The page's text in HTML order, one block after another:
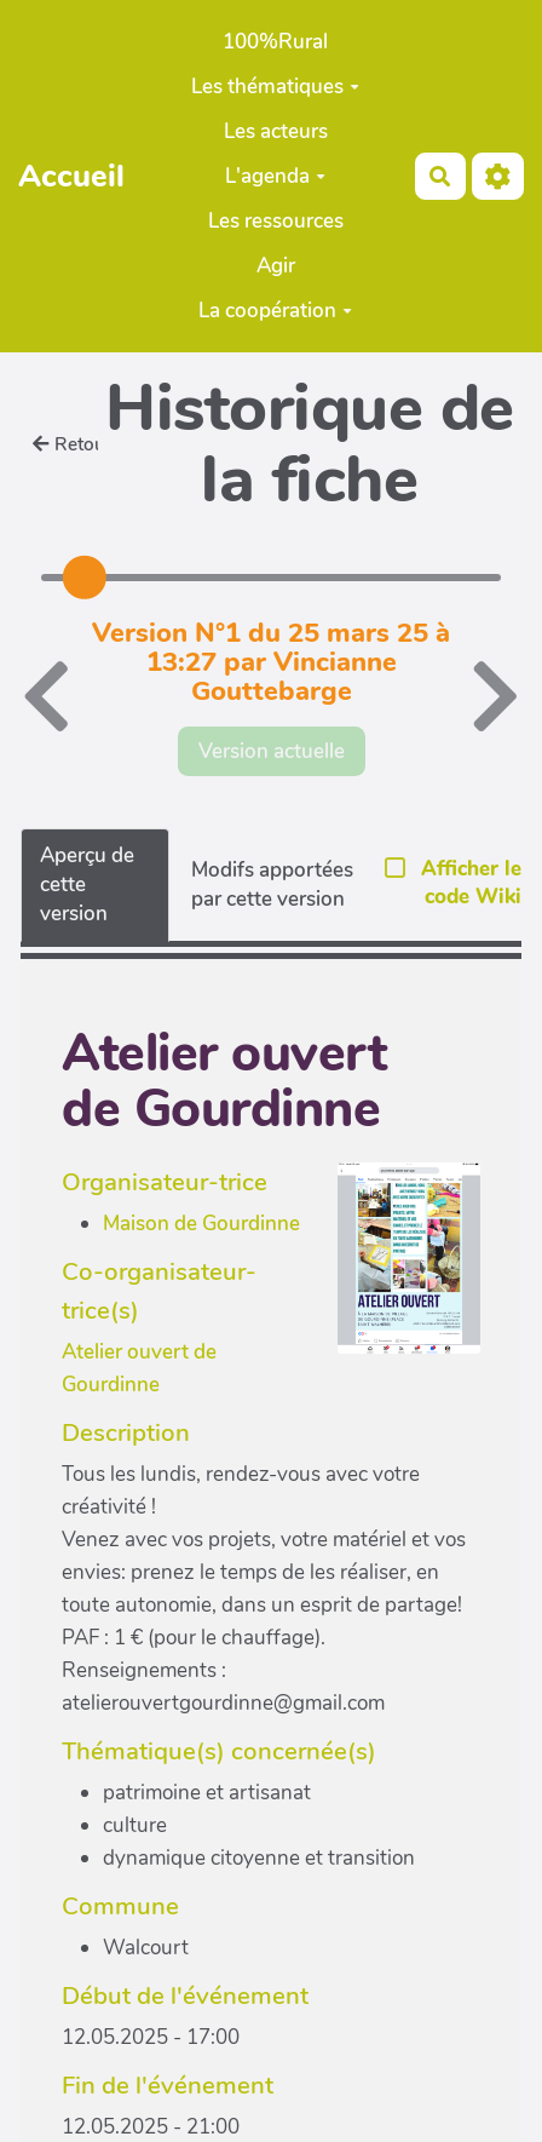
Aller au contenu principal
Accueil
100%Rural
Les thématiques
Les acteurs
L'agenda
Les ressources
Agir
La coopération
Retour Historique de
la fiche
Version N°1 du 25 mars 25 à
13:27 par Vincianne
Gouttebarge
Version actuelle
Aperçu de
cette
version
Modifs apportées
par cette version
Afficher le
code Wiki
Atelier ouvert
de Gourdinne
Organisateur-trice
Maison de Gourdinne
Co-organisateur-
trice(s)
Atelier ouvert de
Gourdinne
Description
Tous les lundis, rendez-vous avec votre
créativité !
Venez avec vos projets, votre matériel et vos
envies: prenez le temps de les réaliser, en
toute autonomie, dans un esprit de partage!
PAF : 1 € (pour le chauffage).
Renseignements :
atelierouvertgourdinne@gmail.com
Thématique(s) concernée(s)
patrimoine et artisanat
culture
dynamique citoyenne et transition
Commune
Walcourt
Début de l'événement
12.05.2025 - 17:00
Fin de l'événement
12.05.2025 - 21:00